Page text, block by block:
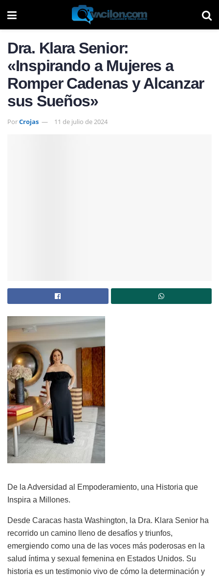
Dra. Klara Senior:
«Inspirando a Mujeres a
Romper Cadenas y Alcanzar
sus Sueños»
PorCrojas 11 de julio de 2024
De la Adversidad al Empoderamiento, una Historia que
Inspira a Millones.
Desde Caracas hasta Washington, la Dra. Klara Senior ha
recorrido un camino lleno de desafíos y triunfos,
emergiendo como una de las voces más poderosas en la
salud íntima y sexual femenina en Estados Unidos. Su
historia es un testimonio vivo de cómo la determinación y